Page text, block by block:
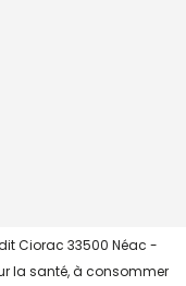
Ciorac 33500 Néac -
la santé, à consommer